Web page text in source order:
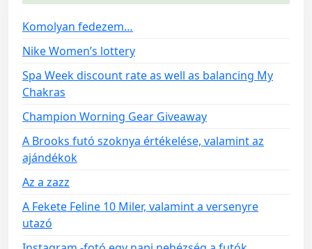
Komolyan fedezem…
Nike Women’s lottery
Spa Week discount rate as well as balancing My
Chakras
Champion Worning Gear Giveaway
A Brooks futó szoknya értékelése, valamint az
ajándékok
Az a zazz
A Fekete Feline 10 Miler, valamint a versenyre
utazó